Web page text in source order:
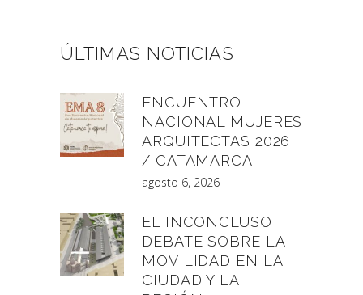
ÚLTIMAS NOTICIAS
ENCUENTRO
NACIONAL MUJERES
ARQUITECTAS 2026
/ CATAMARCA
agosto 6, 2026
EL INCONCLUSO
DEBATE SOBRE LA
MOVILIDAD EN LA
CIUDAD Y LA